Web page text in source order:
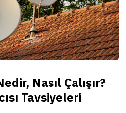
Nasıl Çalışır?
Tavsiyeleri